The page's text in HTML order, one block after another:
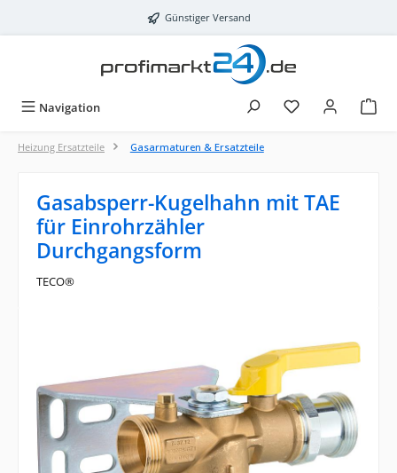
Günstiger Versand
Navigation
Heizung Ersatzteile Gasarmaturen & Ersatzteile
Gasabsperr-Kugelhahn mit TAE
für Einrohrzähler
Durchgangsform
TECO®